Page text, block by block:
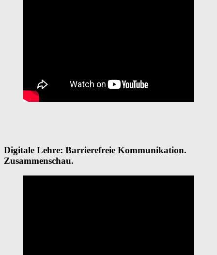
Digitale Lehre: Barrierefreie Kommunikation.
Zusammenschau.